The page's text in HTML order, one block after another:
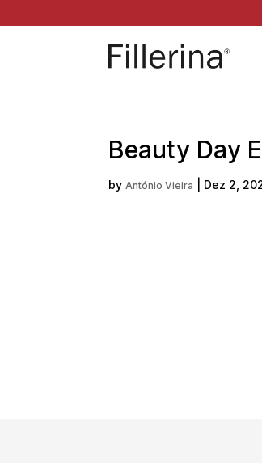
Beauty Day
by António Vieira Dez 2,